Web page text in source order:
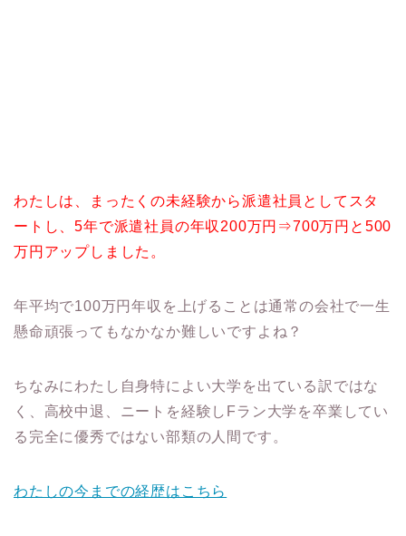
わたしは、まったくの未経験から派遣社員としてスタ
ートし、5年で派遣社員の年収200万円⇒700万円と500
万円アップしました。
年平均で100万円年収を上げることは通常の会社で一生
懸命頑張ってもなかなか難しいですよね？
ちなみにわたし自身特によい大学を出ている訳ではな
く、高校中退、ニートを経験しFラン大学を卒業してい
る完全に優秀ではない部類の人間です。
わたしの今までの経歴はこちら